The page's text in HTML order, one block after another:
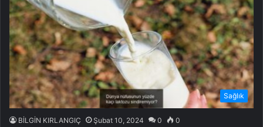
Sağlık
BİLGİN KIRLANGIÇ Şubat 10, 2024 0 0